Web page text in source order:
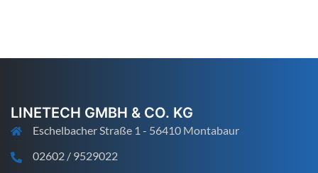
LINETECH GMBH & CO. KG
Eschelbacher Straße 1 - 56410 Montabaur
02602 / 9529022